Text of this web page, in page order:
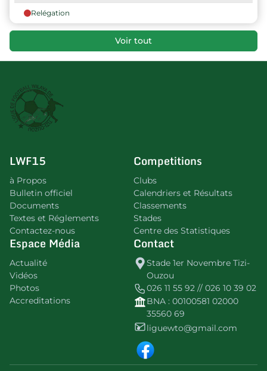
Relégation
Voir tout
LWF15
à Propos
Bulletin officiel
Documents
Textes et Réglements
Contactez-nous
Competitions
Clubs
Calendriers et Résultats
Classements
Stades
Centre des Statistiques
Espace Média
Actualité
Vidéos
Photos
Accreditations
Contact
Stade 1er Novembre Tizi-
Ouzou
026 11 55 92 // 026 10 39 02
BNA : 00100581 02000
35560 69
liguewto@gmail.com